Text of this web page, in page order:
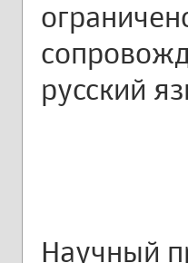
русский
Научный